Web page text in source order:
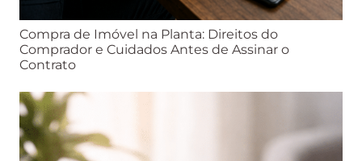
Compra de Imóvel na Planta: Direitos do
Comprador e Cuidados Antes de Assinar o
Contrato